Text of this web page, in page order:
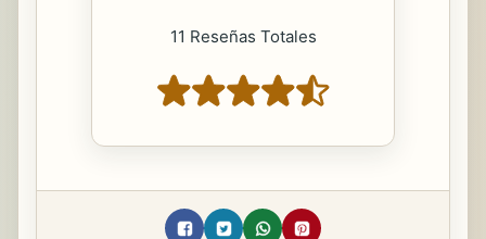
11 Reseñas Totales